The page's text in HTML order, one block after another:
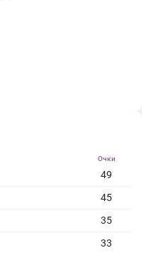
Очки
49
45
35
33